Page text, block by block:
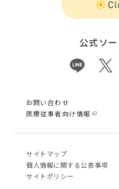
公式ソ
お問い合わせ
医療従事者向け情報
サイトマップ
個⼈情報に関する公表事項
サイトポリシー